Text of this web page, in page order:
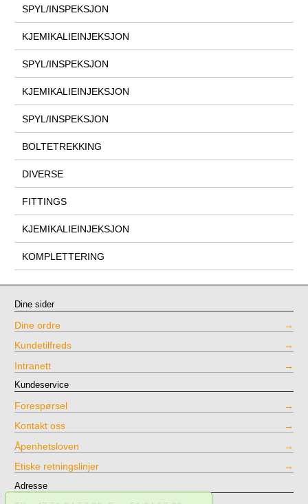
SPYL/INSPEKSJON
KJEMIKALIEINJEKSJON
SPYL/INSPEKSJON
KJEMIKALIEINJEKSJON
SPYL/INSPEKSJON
BOLTETREKKING
DIVERSE
FITTINGS
KJEMIKALIEINJEKSJON
KOMPLETTERING
Dine sider
Dine ordre
Kundetilfreds
Intranett
Kundeservice
Forespørsel
Kontakt oss
Åpenhetsloven
Etiske retningslinjer
Adresse